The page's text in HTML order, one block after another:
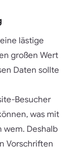
lästige
großen Wert
Daten sollte
Besucher
was mit
wem. Deshalb
Vorschriften